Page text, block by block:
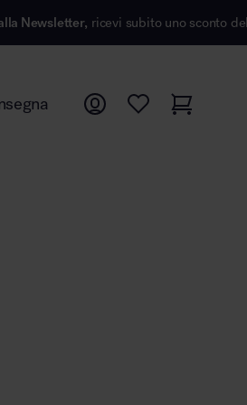
ricevi subito uno sconto del 7%